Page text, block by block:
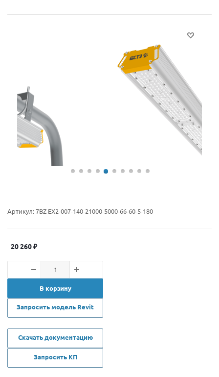
Артикул:7BZ-EX2-007-140-21000-5000-66-60-5-180
20 260₽
В корзину
Запросить модель Revit
Скачать документацию
Запросить КП